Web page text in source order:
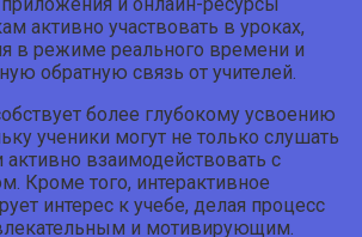
активно участвовать в уроках,
в режиме реального времени и
обратную связь от учителей.
более глубокому усвоению
ученики могут не только слушать
активно взаимодействовать с
Кроме того, интерактивное
интерес к учебе, делая процесс
и мотивирующим.